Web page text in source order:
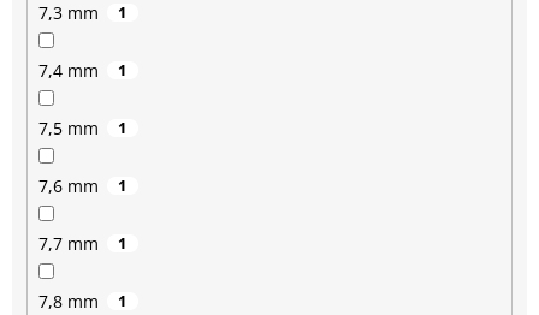
7,3 mm 1
7,4 mm 1
7,5 mm 1
7,6 mm 1
7,7 mm 1
7,8 mm 1